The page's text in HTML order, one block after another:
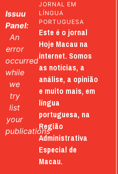
Issuu
Panel:
An
error
occurred
while
we
try
list
your
publications
JORNAL EM
LÍNGUA
PORTUGUESA
Este é o jornal
Hoje Macau na
internet. Somos
as notícias, a
análise, a opinião
e muito mais, em
língua
portuguesa, na
Região
Administrativa
Especial de
Macau.